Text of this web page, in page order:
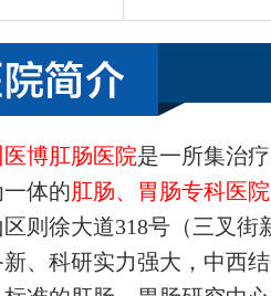
博肛肠医院是一所集治
体的肛肠、胃肠专科医
则徐大道318号（三叉街
、科研实力强大，中西